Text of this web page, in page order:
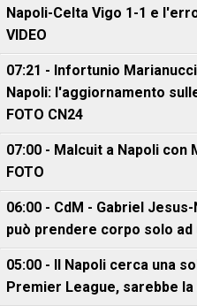
Napoli-Celta Vigo 1-1 e
VIDEO
07:21 - Infortunio
Napoli: l'aggiornamento
FOTO CN24
07:00 - Malcuit a Napoli
FOTO
06:00 - CdM - Gabriel
può prendere corpo solo ad
05:00 - Il Napoli cerca una
Premier League, sarebbe